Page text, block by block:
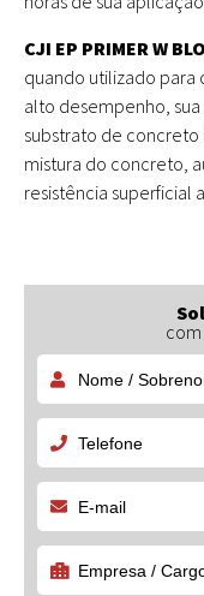
CJI EP PRIMER W
quando utilizado para
alto desempenho,
substrato de
mistura do concreto,
resistência superficial